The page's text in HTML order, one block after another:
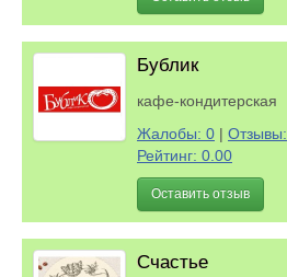
Бублик
кафе-кондитерская
Жалобы: 0 | Отзывы:
Рейтинг: 0.00
Оставить отзыв
Счастье